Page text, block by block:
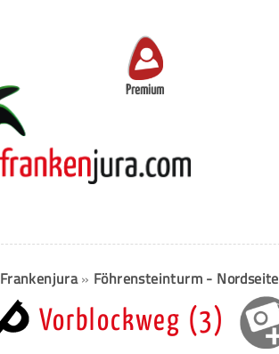
Premium
Frankenjura» Föhrensteinturm - Nordseite
Vorblockweg (3)